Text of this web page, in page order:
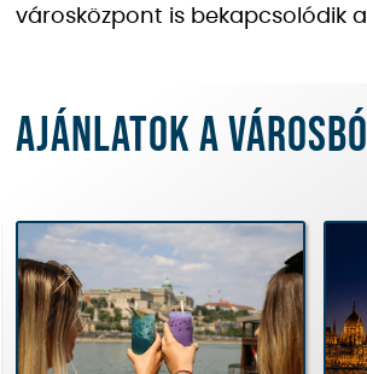
városközpont is bekapcsolódik
Ajánlatok a